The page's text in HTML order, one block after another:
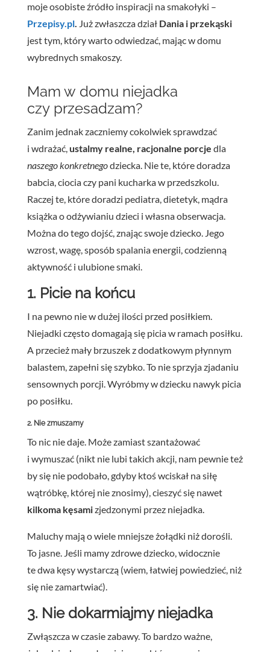
moje osobiste źródło inspiracji na smakołyki –
Przepisy.pl. Już zwłaszcza dział Dania i przekąski
jest tym, który warto odwiedzać, mając w domu
wybrednych smakoszy.
Mam w domu niejadka
czy przesadzam?
Zanim jednak zaczniemy cokolwiek sprawdzać
i wdrażać, ustalmy realne, racjonalne porcje dla
naszego konkretnegodziecka. Nie te, które doradza
babcia, ciocia czy pani kucharka w przedszkolu.
Raczej te, które doradzi pediatra, dietetyk, mądra
książka o odżywianiu dzieci i własna obserwacja.
Można do tego dojść, znając swoje dziecko. Jego
wzrost, wagę, sposób spalania energii, codzienną
aktywność i ulubione smaki.
1. Picie na końcu
I na pewno nie w dużej ilości przed posiłkiem.
Niejadki często domagają się picia w ramach posiłku.
A przecież mały brzuszek z dodatkowym płynnym
balastem, zapełni się szybko. To nie sprzyja zjadaniu
sensownych porcji. Wyróbmy w dziecku nawyk picia
po posiłku.
2. Nie zmuszamy
To nic nie daje. Może zamiast szantażować
i wymuszać (nikt nie lubi takich akcji, nam pewnie też
by się nie podobało, gdyby ktoś wciskał na siłę
wątróbkę, której nie znosimy), cieszyć się nawet
kilkoma kęsamizjedzonymi przez niejadka.
Maluchy mają o wiele mniejsze żołądki niż dorośli.
To jasne. Jeśli mamy zdrowe dziecko, widocznie
te dwa kęsy wystarczą (wiem, łatwiej powiedzieć, niż
się nie zamartwiać).
3. Nie dokarmiajmy niejadka
Zwłąszcza w czasie zabawy. To bardzo ważne,